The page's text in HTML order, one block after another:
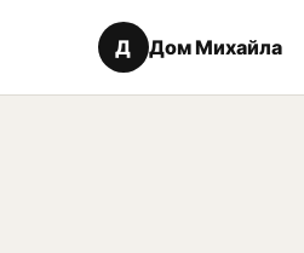
Д Дом Михайла